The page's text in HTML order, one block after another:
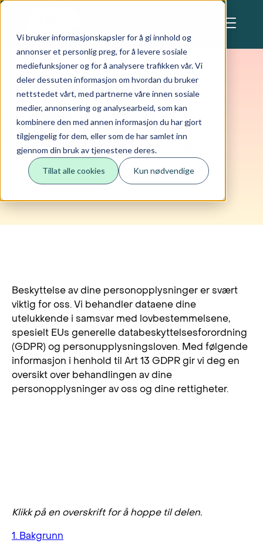
Vi bruker informasjonskapsler for å gi innhold og
annonser et personlig preg, for å levere sosiale
mediefunksjoner og for å analysere trafikken vår. Vi
deler dessuten informasjon om hvordan du bruker
nettstedet vårt, med partnerne våre innen sosiale
medier, annonsering og analysearbeid, som kan
kombinere den med annen informasjon du har gjort
tilgjengelig for dem, eller som de har samlet inn
gjennom din bruk av tjenestene deres.
Tillat alle cookies Kun nødvendige
Skip to main content
Sist oppdatert: 2022-10-25
Personvernerklæring
Beskyttelse av dine personopplysninger er svært
viktig for oss. Vi behandler dataene dine
utelukkende i samsvar med lovbestemmelsene,
spesielt EUs generelle databeskyttelsesforordning
(GDPR) og personupplysningsloven. Med følgende
informasjon i henhold til Art 13 GDPR gir vi deg en
oversikt over behandlingen av dine
personopplysninger av oss og dine rettigheter.
Klikk på en overskrift for å hoppe til delen.
1. Bakgrunn